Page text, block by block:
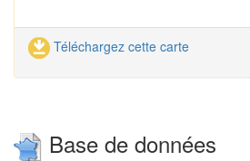
Téléchargez cette carte
Base de données